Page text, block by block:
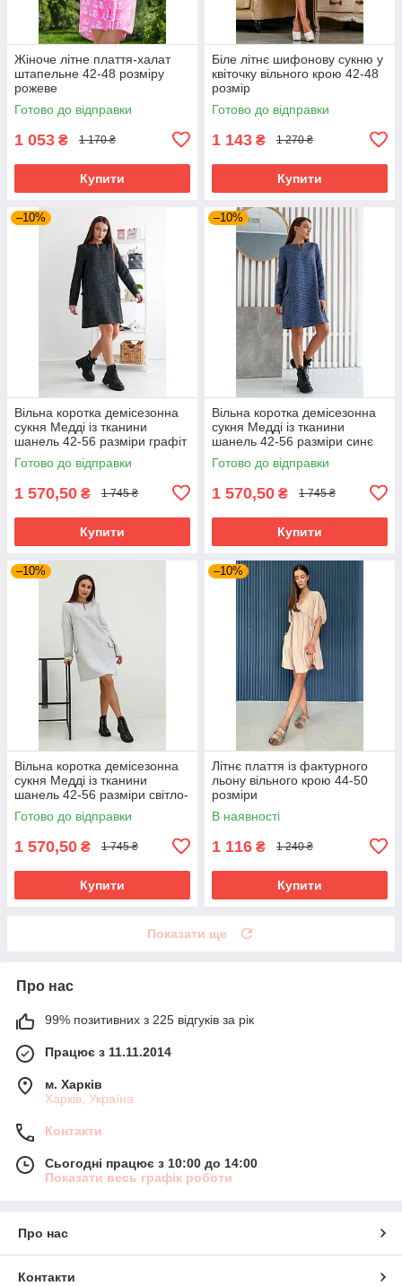
Жіноче літне плаття-халат
штапельне 42-48 розміру
рожеве
Готово до відправки
1 053 ₴ 1 170 ₴
Купити
Біле літнє шифонову сукню у
квіточку вільного крою 42-48
розмір
Готово до відправки
1 143 ₴ 1 270 ₴
Купити
–10%
Вільна коротка демісезонна
сукня Медді із тканини
шанель 42-56 разміри графіт
Готово до відправки
1 570,50 ₴ 1 745 ₴
Купити
–10%
Вільна коротка демісезонна
сукня Медді із тканини
шанель 42-56 разміри синє
Готово до відправки
1 570,50 ₴ 1 745 ₴
Купити
–10%
Вільна коротка демісезонна
сукня Медді із тканини
шанель 42-56 разміри світло-
сіра
Готово до відправки
1 570,50 ₴ 1 745 ₴
Купити
–10%
Літнє плаття із фактурного
льону вільного крою 44-50
розміри
В наявності
1 116 ₴ 1 240 ₴
Купити
Показати ще
Про нас
99% позитивних з 225 відгуків за рік
Працює з 11.11.2014
м. Харків
Харків, Україна
Контакти
Сьогодні працює з 10:00 до 14:00
Показати весь графік роботи
Про нас
Контакти